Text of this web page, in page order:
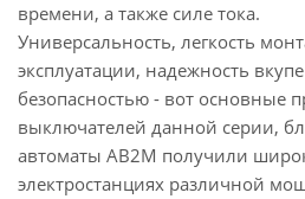
времени, а также силе тока.
Универсальность, легкость
эксплуатации, надежность
безопасностью - вот основные
выключателей данной серии,
автоматы АВ2М получили
электростанциях различной